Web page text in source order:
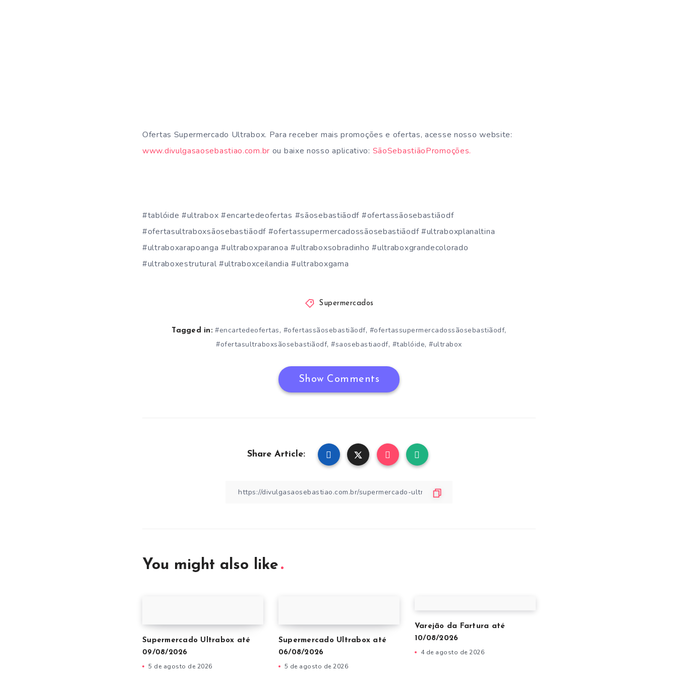
Ofertas Supermercado Ultrabox. Para receber mais promoções e ofertas, acesse nosso website:
www.divulgasaosebastiao.com.br ou baixe nosso aplicativo: SãoSebastiãoPromoções.
#tablóide #ultrabox #encartedeofertas #sãosebastiãodf #ofertassãosebastiãodf
#ofertasultraboxsãosebastiãodf #ofertassupermercadossãosebastiãodf #ultraboxplanaltina
#ultraboxarapoanga #ultraboxparanoa #ultraboxsobradinho #ultraboxgrandecolorado
#ultraboxestrutural #ultraboxceilandia #ultraboxgama
Supermercados
Tagged in: #encartedeofertas, #ofertassãosebastiãodf, #ofertassupermercadossãosebastiãodf,
#ofertasultraboxsãosebastiãodf,#saosebastiaodf, #tablóide,#ultrabox
Show Comments
Share Article:
You might also like
Supermercado Ultrabox até
09/08/2026
5 de agosto de 2026
Supermercado Ultrabox até
06/08/2026
5 de agosto de 2026
Varejão da Fartura até
10/08/2026
4 de agosto de 2026